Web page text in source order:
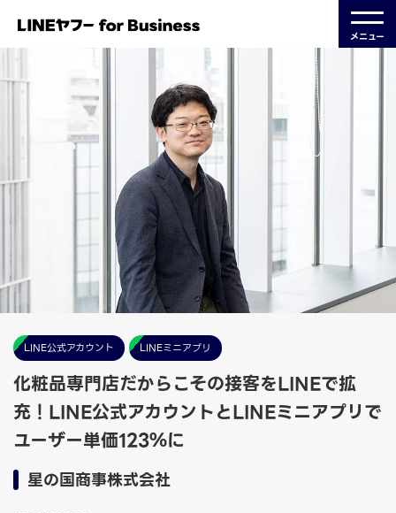
メニュー
LINE公式アカウント LINEミニアプリ
化粧品専門店だからこその接客をLINEで拡
充！LINE公式アカウントとLINEミニアプリで
ユーザー単価123％に
星の国商事株式会社